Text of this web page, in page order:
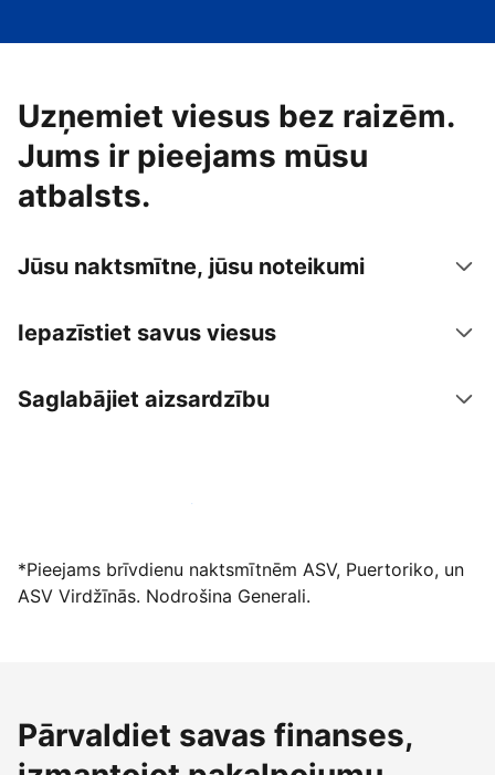
Uzņemiet viesus bez raizēm.
Jums ir pieejams mūsu
atbalsts.
Jūsu naktsmītne, jūsu noteikumi
Iepazīstiet savus viesus
Saglabājiet aizsardzību
Izvietot piedāvājumu mūsu platformā
*Pieejams brīvdienu naktsmītnēm ASV, Puertoriko, un
ASV Virdžīnās. Nodrošina Generali.
Pārvaldiet savas finanses,